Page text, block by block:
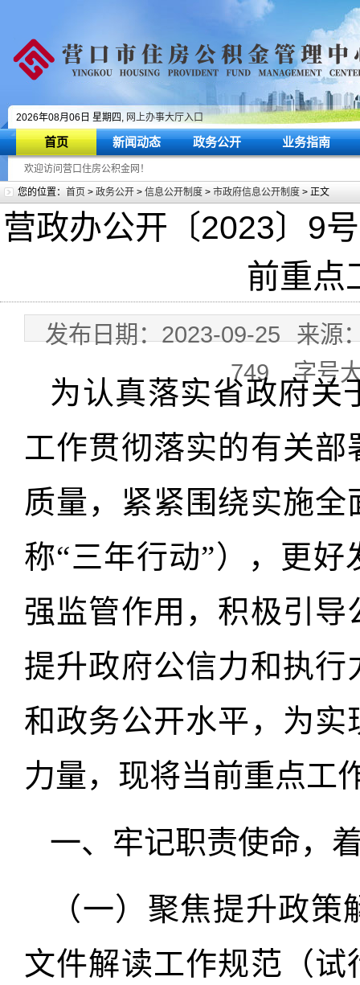
2026年08月06日 星期四, 网上办事大厅入口
首页
欢迎访问营口住房公积金网！
新闻动态 政务公开 业务指南
您的位置： 首页 > 政务公开 > 信息公开制度 > 市政府信息公开制度 > 正文
营政办公开〔2023〕9
前重点
发布日期：2023-09-25
来源
749
字号
为认真落实省政府关
工作贯彻落实的有关
质量，紧紧围绕实施
称“三年行动”），更
强监管作用，积极引
提升政府公信力和执
和政务公开水平，为
力量，现将当前重点工
一、牢记职责使命，
（一）聚焦提升政
文件解读工作规范（